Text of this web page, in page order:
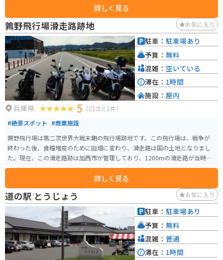
詳しく見る
鶉野飛行場滑走路跡地 お気に入り
兵庫県 5 （口コミ1件）
#絶景スポット #商業施設
鶉野飛行場は第二次世界大戦末期の飛行場跡地です。この飛行場は、戦争が
終わった後、食糧増産のために田畑に変わり、滑走路は国の土地となりまし
た。現在、この滑走路跡は加西市が管理しており、1200mの滑走路が当時の
まま残っているのは全国でも珍しいとされています。 この地域は「sora加西
（鶉野ミュージアム）」として地域活性化拠点施設が設けられ、令和4年4月
にオープンしました。ミュージアムでは、姫路海軍航空隊鶉野飛行場で組み
立てられていた「紫電改」と特攻機の歴史について学ぶことができます。 ま
た、滑走路そばには「平和祈念の碑」が設置されており、日本の平和を願う
メッセージが込められています。滑走路跡地は、かつて陸上自衛隊の訓練施
設（鶉野訓練場）としても使用されており、ヘリコプターなどの航空ショー
が行われていたこともあります。場所によっては、バイクと零戦を一緒に撮
影することが出来ます。レストランやお土産売り場があります。
詳しく見る
駐車： 駐車場あり
予算： 無料
混雑： 空いている
滞在： 1時間
施設： 屋内
道の駅 とうじょう お気に入り
駐車： 駐車場あり
予算： 無料
混雑： 普通
滞在： 1時間